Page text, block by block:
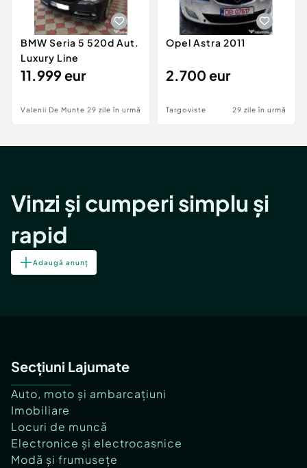
BMW Seria 5 520d Aut.
Luxury Line
11.999 eur
Valenii De Munte 29 zile în urmă
Opel Astra 2011
2.700 eur
Targoviste 29 zile în urmă
Vinzi și cumperi simplu și
rapid
Adaugă anunț
Secțiuni Lajumate
Auto, moto și ambarcațiuni
Imobiliare
Locuri de muncă
Electronice și electrocasnice
Modă și frumusețe